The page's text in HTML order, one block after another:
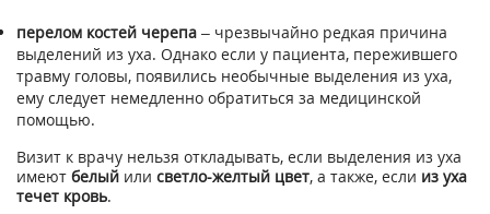
перелом костей черепа – чрезвычайно редкая причина
выделений из уха. Однако если у пациента, пережившего
травму головы, появились необычные выделения из уха,
ему следует немедленно обратиться за медицинской
помощью.
Визит к врачу нельзя откладывать, если выделения из уха
имеют белый или светло-желтый цвет, а также, если из уха
течет кровь.